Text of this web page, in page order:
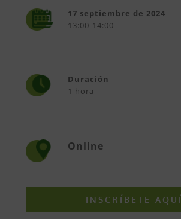
17 septiembre de 2024
13:00-14:00
Duración
1 hora
Online
INSCRÍBETE AQUÍ